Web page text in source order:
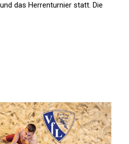
das Herrenturnier statt. Die